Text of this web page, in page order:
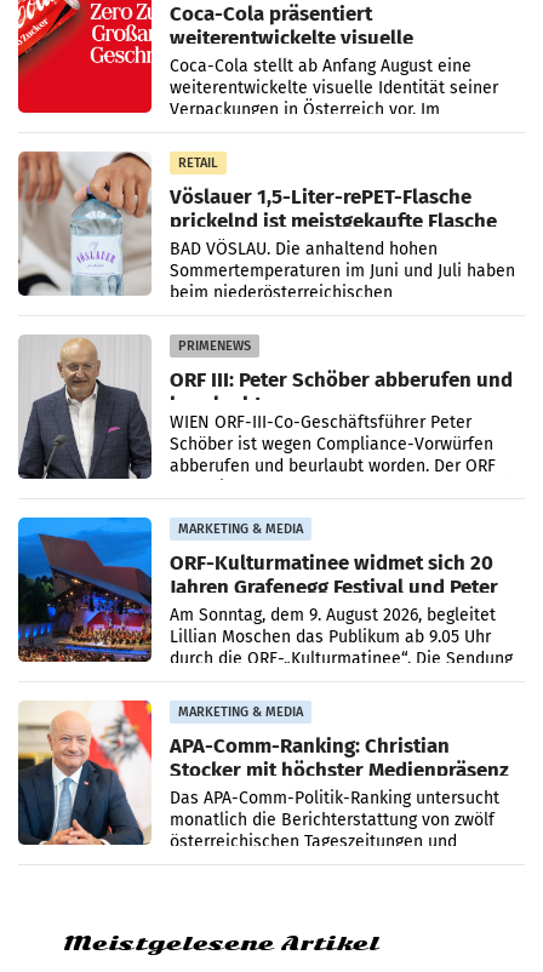
Coca-Cola präsentiert
weiterentwickelte visuelle
Markenidentität
Coca-Cola stellt ab Anfang August eine
weiterentwickelte visuelle Identität seiner
Verpackungen in Österreich vor. Im
Mittelpunkt des Redesigns stehen zentrale
Gestaltungselemente
RETAIL
Vöslauer 1,5-Liter-rePET-Flasche
prickelnd ist meistgekaufte Flasche
Österreichs
BAD VÖSLAU. Die anhaltend hohen
Sommertemperaturen im Juni und Juli haben
beim niederösterreichischen
Getränkehersteller Vöslauer zu deutlichen
Absatzzuwächsen geführt. Während
PRIMENEWS
ORF III: Peter Schöber abberufen und
beurlaubt
WIEN ORF-III-Co-Geschäftsführer Peter
Schöber ist wegen Compliance-Vorwürfen
abberufen und beurlaubt worden. Der ORF
MARKETING & MEDIA
ORF-Kulturmatinee widmet sich 20
Jahren Grafenegg Festival und Peter
Simonischek
Am Sonntag, dem 9. August 2026, begleitet
Lillian Moschen das Publikum ab 9.05 Uhr
durch die ORF-„Kulturmatinee“. Die Sendung
startet mit der Dokumentation „20 Jahre
Grafenegg
MARKETING & MEDIA
APA-Comm-Ranking: Christian
Stocker mit höchster Medienpräsenz
im Juli
Das APA-Comm-Politik-Ranking untersucht
monatlich die Berichterstattung von zwölf
österreichischen Tageszeitungen und
analysiert, welche Politikerinnen und
Meistgelesene Artikel